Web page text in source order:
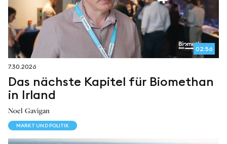
02:56
7.30.2026
Das nächste Kapitel für Biomethan
in Irland
Noel Gavigan
MARKT UND POLITIK